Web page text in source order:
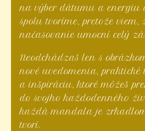
na výber dátumu a energiu
spolu tvoríme, pretože viem,
načasovanie umocní celý
Neodchádzaš len s
nové uvedomenia, praktické
a inšpiráciu, ktoré môžeš
do svojho každodenného
každá mandala je
tvorí.